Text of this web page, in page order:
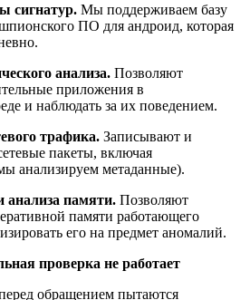
сигнатур. Мы поддерживаем базу
ПО для андроид, которая
анализа. Позволяют
приложения в
и наблюдать за их поведением.
трафика. Записывают и
пакеты, включая
анализируем метаданные).
анализа памяти. Позволяют
памяти работающего
его на предмет аномалий.
проверка не работает
обращением пытаются